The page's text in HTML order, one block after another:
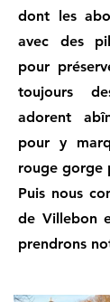
dont les
avec des
pour
toujours
adorent
pour y
rouge gorge
Puis nous
de Villebon
prendrons